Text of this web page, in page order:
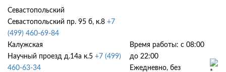
Севастопольский
Севастопольский пр. 95 б, к.8 +7
(499) 460-69-84
Калужская
Научный проезд д.14а к.5 +7 (499)
460-63-34
Время работы: с 08:00
до 22:00
Ежедневно, без